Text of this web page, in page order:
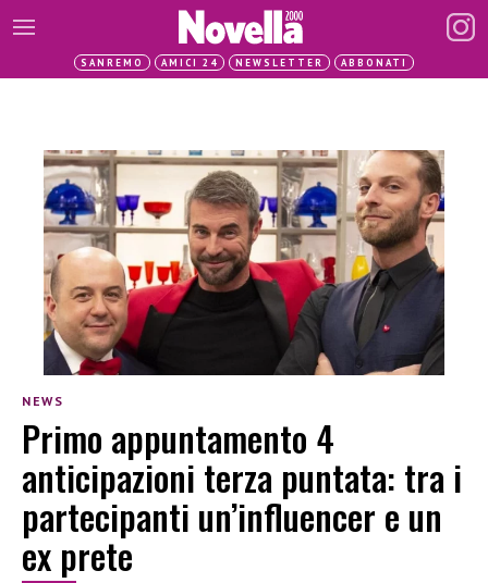
SANREMO AMICI 24 NEWSLETTER ABBONATI
NEWS
Primo appuntamento 4
anticipazioni terza puntata: tra i
partecipanti un’influencer e un
ex prete